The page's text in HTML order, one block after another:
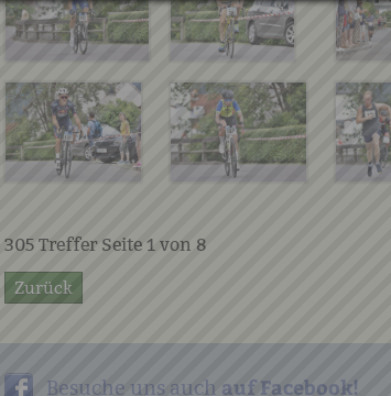
305 Treffer Seite 1 von 8
Zurück
Besuche uns auch auf Facebook!